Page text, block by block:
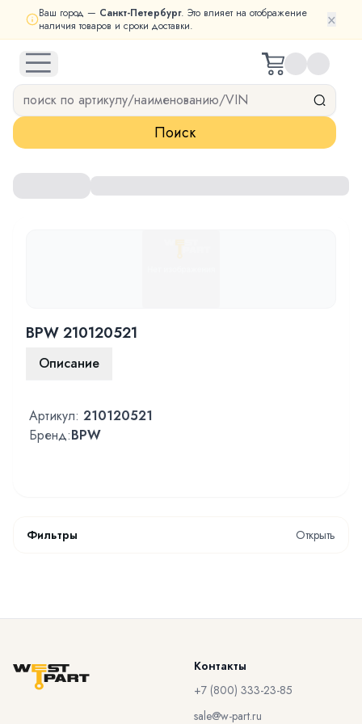
Ваш город — Санкт-Петербург. Это влияет на отображение
наличия товаров и сроки доставки.
×
open navigation menu
Поиск
BPW 210120521
Описание
Артикул: 210120521
Бренд:BPW
Фильтры Открыть
Контакты
+7 (800) 333-23-85
sale@w-part.ru